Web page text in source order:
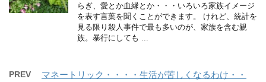
らぎ、愛とか血縁とか・・・いろいろ家族イメージ
を表す言葉を聞くことができます。 けれど、統計を
見る限り殺人事件で最も多いのが、家族を含む親
族。暴行にしても ...
PREV マネートリック・・・・生活が苦しくなるわけ・・